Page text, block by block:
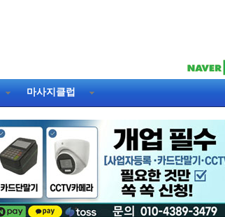
마사지클럽